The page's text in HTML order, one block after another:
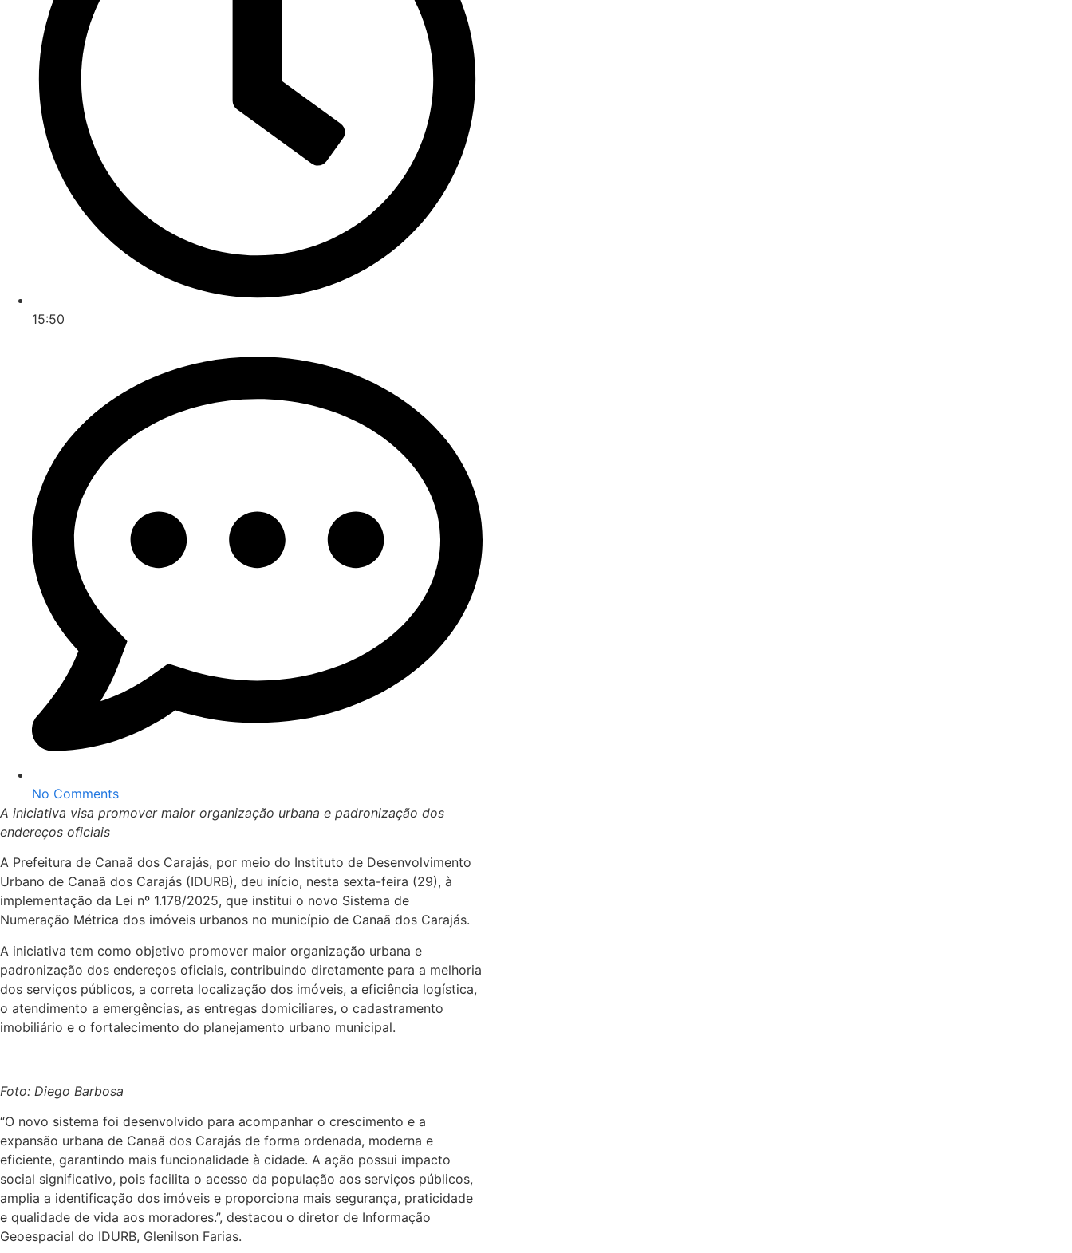
15:50
No Comments
A iniciativa visa promover maior organização urbana e padronização dos
endereços oficiais
A Prefeitura de Canaã dos Carajás, por meio do Instituto de Desenvolvimento
Urbano de Canaã dos Carajás (IDURB), deu início, nesta sexta-feira (29), à
implementação da Lei nº 1.178/2025, que institui o novo Sistema de
Numeração Métrica dos imóveis urbanos no município de Canaã dos Carajás.
A iniciativa tem como objetivo promover maior organização urbana e
padronização dos endereços oficiais, contribuindo diretamente para a melhoria
dos serviços públicos, a correta localização dos imóveis, a eficiência logística,
o atendimento a emergências, as entregas domiciliares, o cadastramento
imobiliário e o fortalecimento do planejamento urbano municipal.
Foto: Diego Barbosa
“O novo sistema foi desenvolvido para acompanhar o crescimento e a
expansão urbana de Canaã dos Carajás de forma ordenada, moderna e
eficiente, garantindo mais funcionalidade à cidade. A ação possui impacto
social significativo, pois facilita o acesso da população aos serviços públicos,
amplia a identificação dos imóveis e proporciona mais segurança, praticidade
e qualidade de vida aos moradores.”, destacou o diretor de Informação
Geoespacial do IDURB, Glenilson Farias.